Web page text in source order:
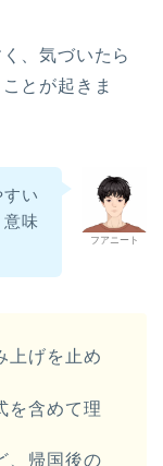
、気づいたら
とが起きま
フアニート
い
味
上げを止め
を含めて理
、帰国後の